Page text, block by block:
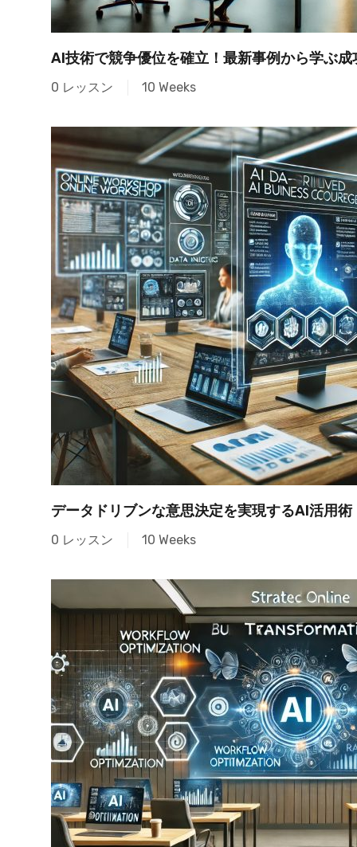
AI技術で競争優位を確立！最新事例から学ぶ成
0 レッスン 10 Weeks
データドリブンな意思決定を実現するAI活用術
0 レッスン 10 Weeks